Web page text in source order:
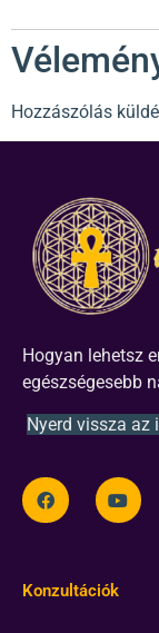
Hozzászólás
Hogyan lehetsz
egészségesebb
Nyerd vissza az
Konzultációk